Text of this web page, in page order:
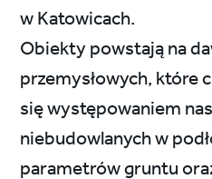
w Katowicach.
Obiekty powstają na
przemysłowych, które
się występowaniem
niebudowlanych w
parametrów gruntu